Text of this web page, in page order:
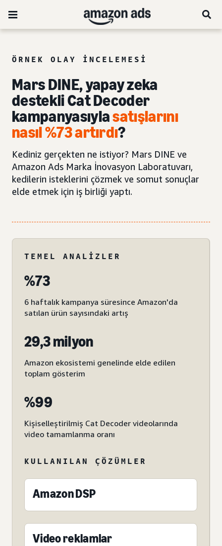
ÖRNEK OLAY INCELEMESI
Mars DINE, yapay zeka
destekli Cat Decoder
kampanyasıylasatışlarını
nasıl %73 artırdı?
Kediniz gerçekten ne istiyor? Mars DINE ve
Amazon Ads Marka İnovasyon Laboratuvarı,
kedilerin isteklerini çözmek ve somut sonuçlar
elde etmek için iş birliği yaptı.
TEMEL ANALIZLER
%73
6 haftalık kampanya süresince Amazon'da
satılan ürün sayısındaki artış
29,3 milyon
Amazon ekosistemi genelinde elde edilen
toplam gösterim
%99
Kişiselleştirilmiş Cat Decoder videolarında
video tamamlanma oranı
KULLANILAN ÇÖZÜMLER
Amazon DSP
Video reklamlar